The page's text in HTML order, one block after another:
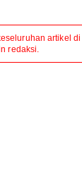
artikel di
redaksi.